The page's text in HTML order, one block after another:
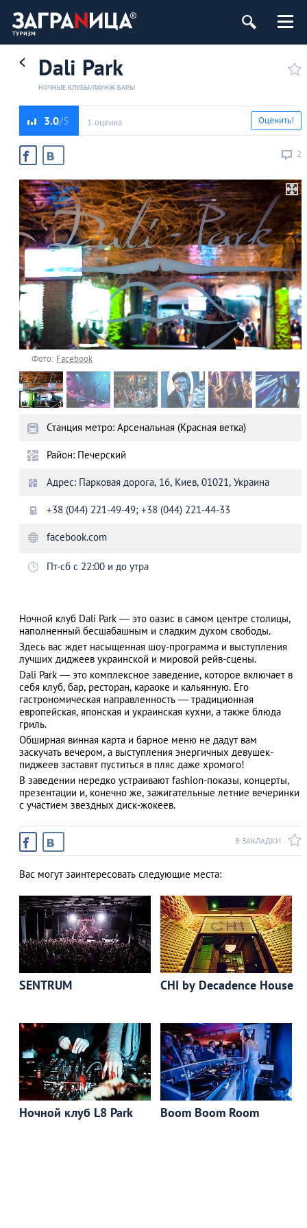
АЗАД
Dali Park
НОЧНЫЕ КЛУБЫ/ЛАУНЖ-БАРЫ
3.0 1 оценка
2
Оценить!
Фото: Facebook
Станция метро: Арсенальная (Красная ветка)
Район: Печерский
Адрес: Парковая дорога, 16, Киев, 01021, Украина
+38 (044) 221-49-49; +38 (044) 221-44-33
facebook.com
Пт-сб с 22:00 и до утра
Ночной клуб Dali Park — это оазис в самом центре столицы,
наполненный бесшабашным и сладким духом свободы.
Здесь вас ждет насыщенная шоу-программа и выступления
лучших диджеев украинской и мировой рейв-сцены.
Dali Park — это комплексное заведение, которое включает в
себя клуб, бар, ресторан, караоке и кальянную. Его
гастрономическая направленность ― традиционная
европейская, японская и украинская кухни, а также блюда
гриль.
Обширная винная карта и барное меню не дадут вам
заскучать вечером, а выступления энергичных девушек-
пиджеев заставят пуститься в пляс даже хромого!
В заведении нередко устраивают fashion-показы, концерты,
презентации и, конечно же, зажигательные летние вечеринки
с участием звездных диск-жокеев.
В ЗАКЛАДКИ
Вас могут заинтересовать следующие места:
SENTRUM CHI by Decadence House
Ночной клуб L8 Park Boom Boom Room